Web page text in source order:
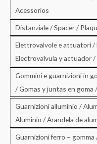
Acessorios
Distanziale / Spacer /
Elettrovalvole e attuatori /
Electrovalvula y actuador /
Gommini e guarnizioni in
/ Gomas y juntas en goma
Guarnizioni alluminio /
Aluminio / Arandela de
Guarnizioni ferro –